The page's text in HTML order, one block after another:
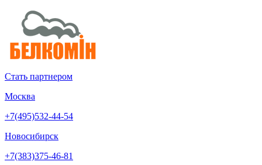
Стать партнером
Москва
+7(495)532-44-54
Новосибирск
+7(383)375-46-81